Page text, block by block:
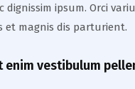
dignissim ipsum. Orci
et magnis dis parturient.
enim vestibulum